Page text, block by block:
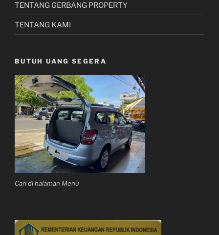
TENTANG GERBANG PROPERTY
TENTANG KAMI
BUTUH UANG SEGERA
Cari di halaman Menu